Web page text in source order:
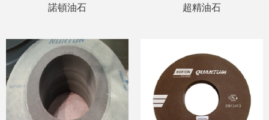
諾頓油石 超精油石